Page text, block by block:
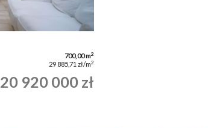
700,00 m2
29 885,71 zł/m2
20 920 000 zł